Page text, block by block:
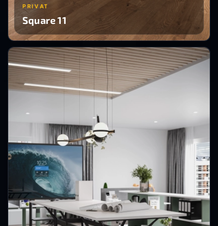
PRIVAT
Square 11